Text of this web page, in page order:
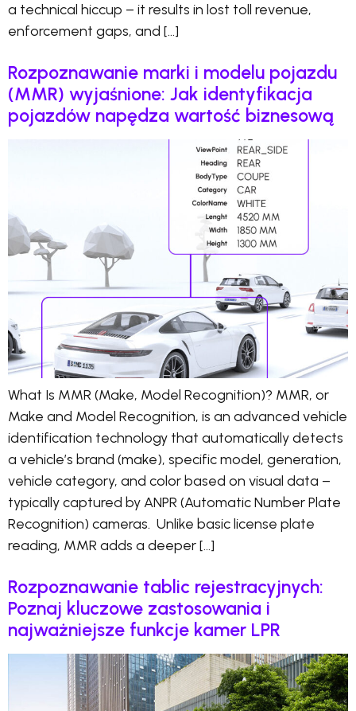
a technical hiccup – it results in lost toll revenue,
enforcement gaps, and […]
Rozpoznawanie marki i modelu pojazdu
(MMR) wyjaśnione: Jak identyfikacja
pojazdów napędza wartość biznesową
What Is MMR (Make, Model Recognition)? MMR, or
Make and Model Recognition, is an advanced vehicle
identification technology that automatically detects
a vehicle’s brand (make), specific model, generation,
vehicle category, and color based on visual data –
typically captured by ANPR (Automatic Number Plate
Recognition) cameras. Unlike basic license plate
reading, MMR adds a deeper […]
Rozpoznawanie tablic rejestracyjnych:
Poznaj kluczowe zastosowania i
najważniejsze funkcje kamer LPR